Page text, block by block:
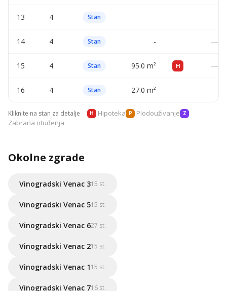
13 4 Stan - —
14 4 Stan - —
15 4 Stan 95.0 m² H —
16 4 Stan 27.0 m² —
Kliknite na stan za detalje H Hipoteka P Plodouživanje Z
Zabrana otuđenja
Okolne zgrade
Vinogradski Venac 315 st.
Vinogradski Venac 515 st.
Vinogradski Venac 627 st.
Vinogradski Venac 215 st.
Vinogradski Venac 115 st.
Vinogradski Venac 716 st.